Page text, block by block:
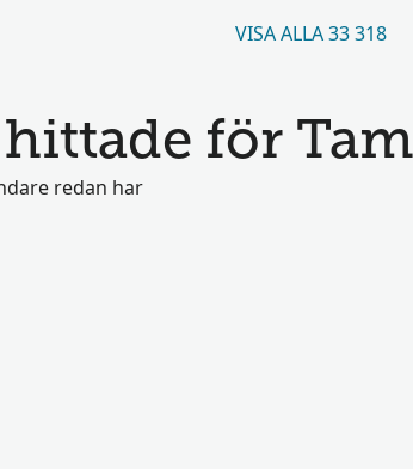
VISA ALLA 33 318
för
redan har